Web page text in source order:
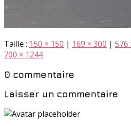
Taille : 150 × 150 | 169 × 300 | 576
700 × 1244
0 commentaire
Laisser un commentaire